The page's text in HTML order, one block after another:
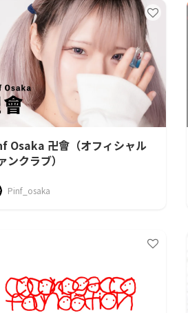
Osaka 卍會（オフィシャル
ンクラブ）
Pinf_osaka